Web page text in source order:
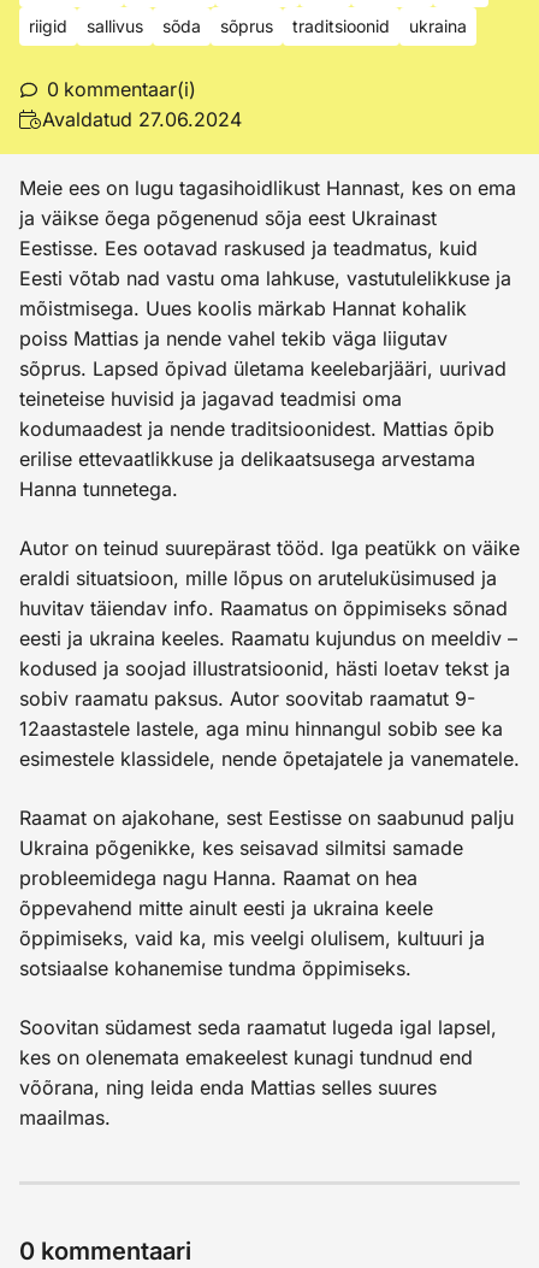
riigid
sallivus sõda sõprus traditsioonid ukraina
0 kommentaar(i)
Avaldatud 27.06.2024
Meie ees on lugu tagasihoidlikust Hannast, kes on ema
ja väikse õega põgenenud sõja eest Ukrainast
Eestisse. Ees ootavad raskused ja teadmatus, kuid
Eesti võtab nad vastu oma lahkuse, vastutulelikkuse ja
mõistmisega. Uues koolis märkab Hannat kohalik
poiss Mattias ja nende vahel tekib väga liigutav
sõprus. Lapsed õpivad ületama keelebarjääri, uurivad
teineteise huvisid ja jagavad teadmisi oma
kodumaadest ja nende traditsioonidest. Mattias õpib
erilise ettevaatlikkuse ja delikaatsusega arvestama
Hanna tunnetega.
Autor on teinud suurepärast tööd. Iga peatükk on väike
eraldi situatsioon, mille lõpus on aruteluküsimused ja
huvitav täiendav info. Raamatus on õppimiseks sõnad
eesti ja ukraina keeles. Raamatu kujundus on meeldiv –
kodused ja soojad illustratsioonid, hästi loetav tekst ja
sobiv raamatu paksus. Autor soovitab raamatut 9-
12aastastele lastele, aga minu hinnangul sobib see ka
esimestele klassidele, nende õpetajatele ja vanematele.
Raamat on ajakohane, sest Eestisse on saabunud palju
Ukraina põgenikke, kes seisavad silmitsi samade
probleemidega nagu Hanna. Raamat on hea
õppevahend mitte ainult eesti ja ukraina keele
õppimiseks, vaid ka, mis veelgi olulisem, kultuuri ja
sotsiaalse kohanemise tundma õppimiseks.
Soovitan südamest seda raamatut lugeda igal lapsel,
kes on olenemata emakeelest kunagi tundnud end
võõrana, ning leida enda Mattias selles suures
maailmas.
0 kommentaari